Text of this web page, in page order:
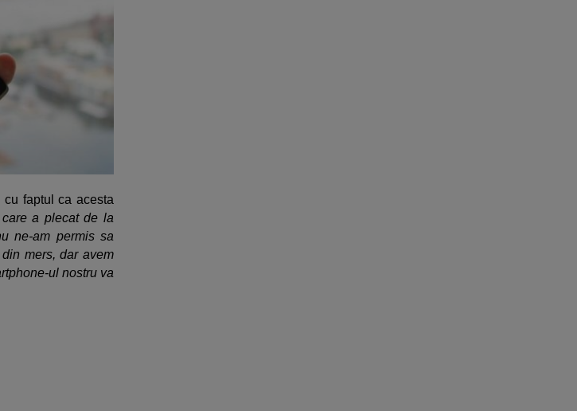
cu faptul ca acesta
a plecat de la
ne-am permis sa
mers, dar avem
ul nostru va